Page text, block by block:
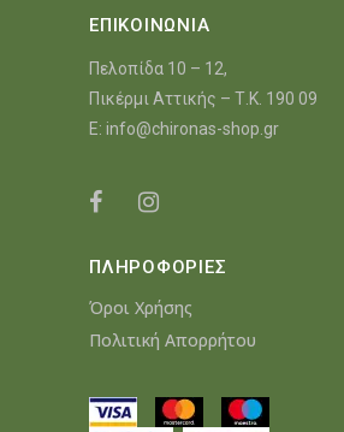
ΕΠΙΚΟΙΝΩΝΙΑ
Πελοπίδα 10 – 12,
Πικέρμι Αττικής – Τ.Κ. 190 09
E: info@chironas-shop.gr
ΠΛΗΡΟΦΟΡΙΕΣ
Όροι Χρήσης
Πολιτική Απορρήτου